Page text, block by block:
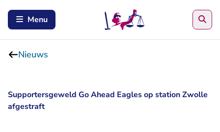
Menu
Nieuws
Supportersgeweld Go Ahead Eagles op station Zwolle
afgestraft